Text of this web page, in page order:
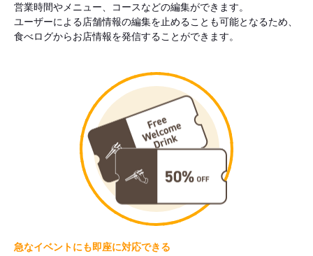
営業時間やメニュー、コースなどの編集ができます。
ユーザーによる店舗情報の編集を止めることも可能となるため、
食べログからお店情報を発信することができます。
急なイベントにも即座に対応できる